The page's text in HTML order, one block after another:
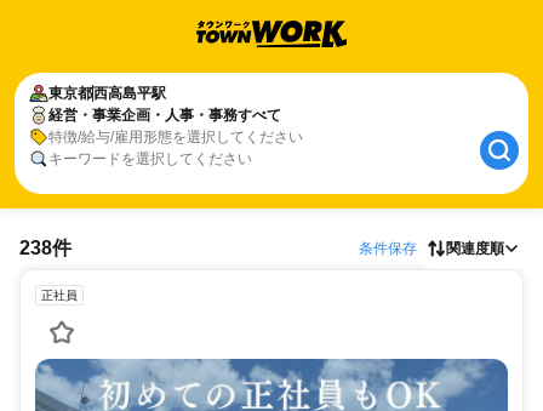
東京都西高島平駅
経営・事業企画・人事・事務すべて
特徴/給与/雇用形態を選択してください
キーワードを選択してください
238件 条件保存 関連度順
正社員